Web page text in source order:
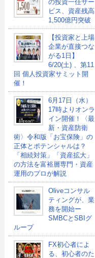
の投資一任サー
ビス、資産残高
1,500億円突破
【投資家と上場
企業が直接つな
がる1日】
6/20(土) 、第11
回 個人投資家サミット開
催！
6月17日（水）
17時よりオンラ
イン開催！〈最
新・資産防衛
術〉令和版「お宝保険」の
正体とポテンシャルは？
「相続対策」「資産拡大」
の方法を富裕層専門・資産
運用のプロが解説
Oliveコンサル
ティングが、業
務を開始ー
SMBCとSBIグ
ループ
FX初心者によ
る、初心者のた